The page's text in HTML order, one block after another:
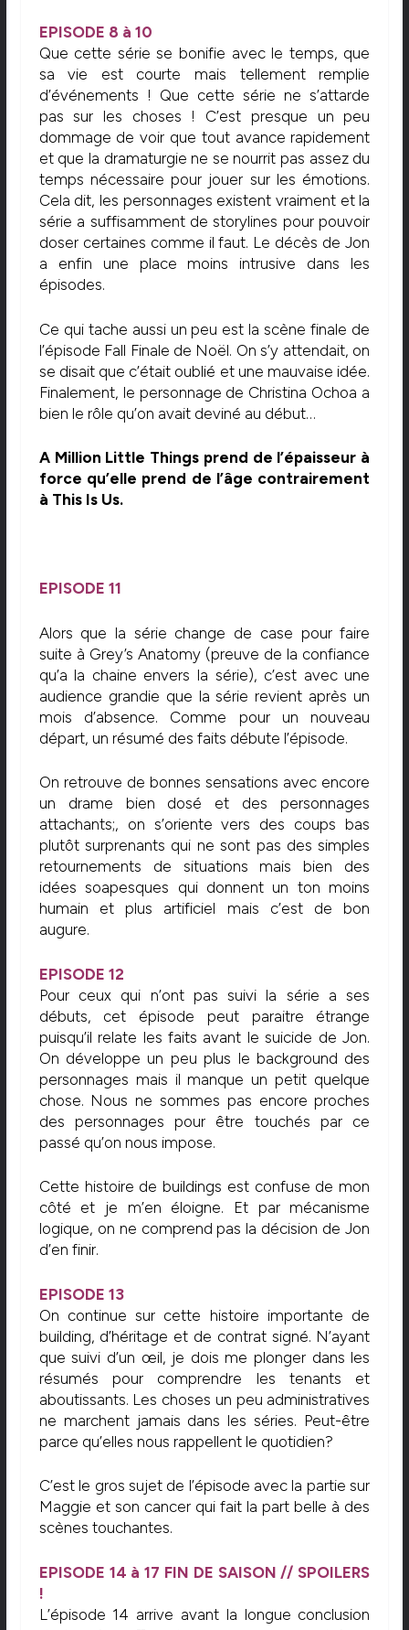
EPISODE 8 à 10
Que cette série se bonifie avec le temps, que
sa vie est courte mais tellement remplie
d’événements ! Que cette série ne s’attarde
pas sur les choses ! C’est presque un peu
dommage de voir que tout avance rapidement
et que la dramaturgie ne se nourrit pas assez du
temps nécessaire pour jouer sur les émotions.
Cela dit, les personnages existent vraiment et la
série a suffisamment de storylines pour pouvoir
doser certaines comme il faut. Le décès de Jon
a enfin une place moins intrusive dans les
épisodes.
Ce qui tache aussi un peu est la scène finale de
l’épisode Fall Finale de Noël. On s’y attendait, on
se disait que c’était oublié et une mauvaise idée.
Finalement, le personnage de Christina Ochoa a
bien le rôle qu’on avait deviné au début…
A Million Little Things prend de l’épaisseur à
force qu’elle prend de l’âge contrairement
à This Is Us.
EPISODE 11
Alors que la série change de case pour faire
suite à Grey’s Anatomy (preuve de la confiance
qu’a la chaine envers la série), c’est avec une
audience grandie que la série revient après un
mois d’absence. Comme pour un nouveau
départ, un résumé des faits débute l’épisode.
On retrouve de bonnes sensations avec encore
un drame bien dosé et des personnages
attachants;, on s’oriente vers des coups bas
plutôt surprenants qui ne sont pas des simples
retournements de situations mais bien des
idées soapesques qui donnent un ton moins
humain et plus artificiel mais c’est de bon
augure.
EPISODE 12
Pour ceux qui n’ont pas suivi la série a ses
débuts, cet épisode peut paraitre étrange
puisqu’il relate les faits avant le suicide de Jon.
On développe un peu plus le background des
personnages mais il manque un petit quelque
chose. Nous ne sommes pas encore proches
des personnages pour être touchés par ce
passé qu’on nous impose.
Cette histoire de buildings est confuse de mon
côté et je m’en éloigne. Et par mécanisme
logique, on ne comprend pas la décision de Jon
d’en finir.
EPISODE 13
On continue sur cette histoire importante de
building, d’héritage et de contrat signé. N’ayant
que suivi d’un œil, je dois me plonger dans les
résumés pour comprendre les tenants et
aboutissants. Les choses un peu administratives
ne marchent jamais dans les séries. Peut-être
parce qu’elles nous rappellent le quotidien?
C’est le gros sujet de l’épisode avec la partie sur
Maggie et son cancer qui fait la part belle à des
scènes touchantes.
EPISODE 14 à 17 FIN DE SAISON // SPOILERS
!
L’épisode 14 arrive avant la longue conclusion